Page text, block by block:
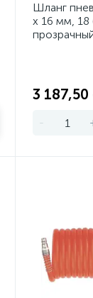
Шланг
x 16 мм, 18
3 187,50
-